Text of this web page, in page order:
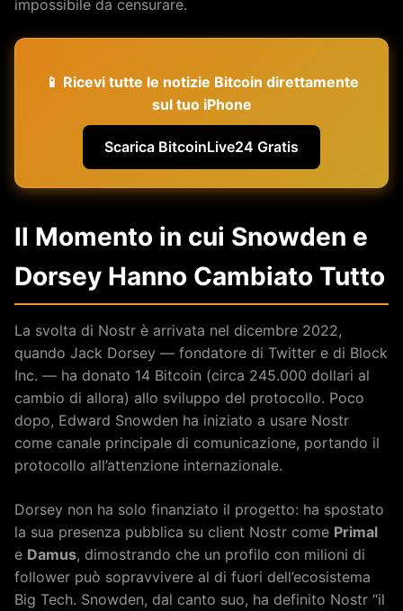
impossibile da censurare.
📱 Ricevi tutte le notizie Bitcoin direttamente
sul tuo iPhone
Scarica BitcoinLive24 Gratis
Il Momento in cui Snowden e
Dorsey Hanno Cambiato Tutto
La svolta di Nostr è arrivata nel dicembre 2022,
quando Jack Dorsey — fondatore di Twitter e di Block
Inc. — ha donato 14 Bitcoin (circa 245.000 dollari al
cambio di allora) allo sviluppo del protocollo. Poco
dopo, Edward Snowden ha iniziato a usare Nostr
come canale principale di comunicazione, portando il
protocollo all’attenzione internazionale.
Dorsey non ha solo finanziato il progetto: ha spostato
la sua presenza pubblica su client Nostr come Primal
e Damus, dimostrando che un profilo con milioni di
follower può sopravvivere al di fuori dell’ecosistema
Big Tech. Snowden, dal canto suo, ha definito Nostr “il